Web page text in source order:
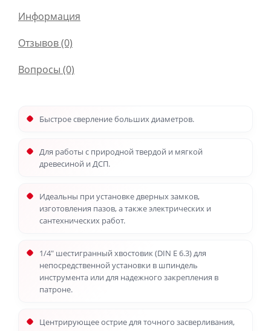
Информация
Отзывов (0)
Вопросы (0)
Быстрое сверление больших диаметров.
Для работы с природной твердой и мягкой
древесиной и ДСП.
Идеальны при установке дверных замков,
изготовления пазов, а также электрических и
сантехнических работ.
1/4" шестигранный хвостовик (DIN E 6.3) для
непосредственной установки в шпиндель
инструмента или для надежного закрепления в
патроне.
Центрирующее острие для точного засверливания,